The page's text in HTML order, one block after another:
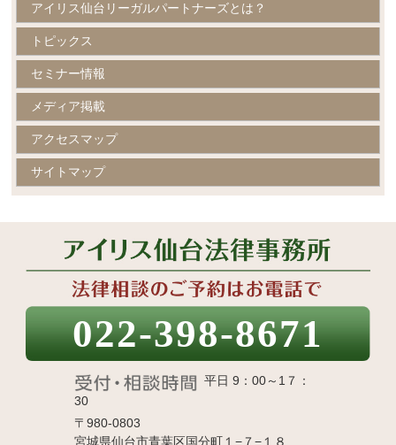
アイリス仙台リーガルパートナーズとは？
トピックス
セミナー情報
メディア掲載
アクセスマップ
サイトマップ
022-398-8671
平日 9：00～1７：
30
〒980-0803
宮城県仙台市青葉区国分町１−７−１８